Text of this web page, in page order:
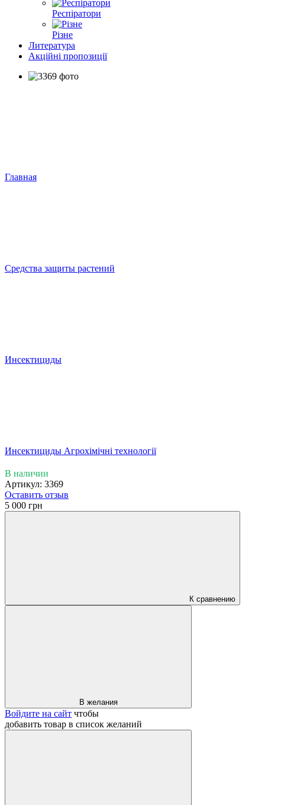
Респіратори
Різне
Литература
Акційні пропозиції
Главная
Средства защиты растений
Инсектициды
Инсектициды Агрохімічні технології
В наличии
Артикул: 3369
Оставить отзыв
5 000 грн
К сравнению
В желания
Войдите на сайт чтобы
добавить товар в список желаний